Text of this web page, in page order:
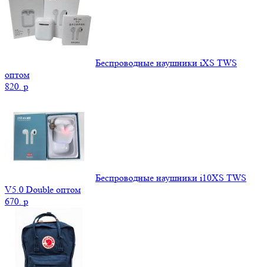
Беспроводные наушники iXS TWS
оптом
820. p
Беспроводные наушники i10XS TWS
V5.0 Double оптом
670. p